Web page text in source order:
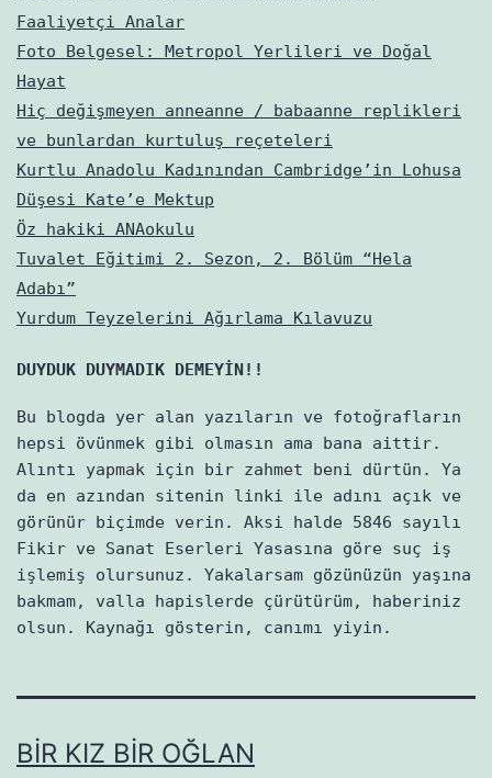
Faaliyetçi Analar
Foto Belgesel: Metropol Yerlileri ve Doğal
Hayat
Hiç değişmeyen anneanne / babaanne replikleri
ve bunlardan kurtuluş reçeteleri
Kurtlu Anadolu Kadınından Cambridge’in Lohusa
Düşesi Kate’e Mektup
Öz hakiki ANAokulu
Tuvalet Eğitimi 2. Sezon, 2. Bölüm “Hela
Adabı”
Yurdum Teyzelerini Ağırlama Kılavuzu
DUYDUK DUYMADIK DEMEYİN!!
Bu blogda yer alan yazıların ve fotoğrafların
hepsi övünmek gibi olmasın ama bana aittir.
Alıntı yapmak için bir zahmet beni dürtün. Ya
da en azından sitenin linki ile adını açık ve
görünür biçimde verin. Aksi halde 5846 sayılı
Fikir ve Sanat Eserleri Yasasına göre suç iş
işlemiş olursunuz. Yakalarsam gözünüzün yaşına
bakmam, valla hapislerde çürütürüm, haberiniz
olsun. Kaynağı gösterin, canımı yiyin.
BIR KIZ BIR OĞLAN